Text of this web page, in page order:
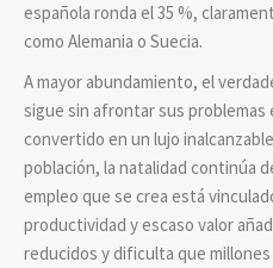
española ronda el 35 %,
como Alemania o Suecia.
A mayor abundamiento, el
sigue sin afrontar sus
convertido en un lujo
población, la natalidad continúa
empleo que se crea está
productividad y escaso valor
reducidos y dificulta que